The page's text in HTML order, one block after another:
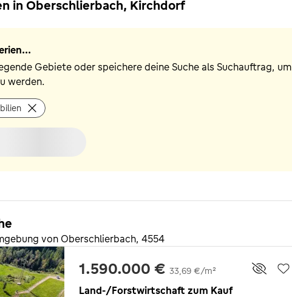
in Oberschlierbach, Kirchdorf
Gebiete oder speichere deine Suche als Suchauftrag, um
werden.
von Oberschlierbach, 4554
1.590.000 € 33,69 €/m²
Land-/Forstwirtschaft zum Kauf